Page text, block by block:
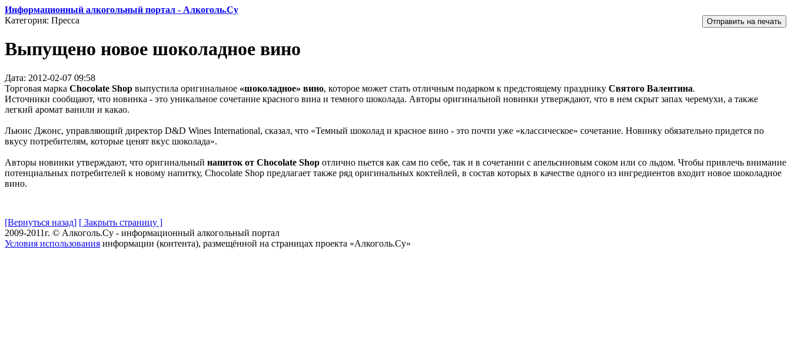
Информационный алкогольный портал - Алкоголь.Су
Категория: Пресса
Выпущено новое шоколадное вино
Дата: 2012-02-07 09:58
Торговая марка Chocolate Shop выпустила оригинальное «шоколадное» вино, которое может стать отличным подарком к предстоящему празднику Святого Валентина.
Источники сообщают, что новинка - это уникальное сочетание красного вина и темного шоколада. Авторы оригинальной новинки утверждают, что в нем скрыт запах черемухи, а также
легкий аромат ванили и какао.
Льюис Джонс, управляющий директор D&D Wines International, сказал, что «Темный шоколад и красное вино - это почти уже «классическое» сочетание. Новинку обязательно придется по
вкусу потребителям, которые ценят вкус шоколада».
Авторы новинки утверждают, что оригинальный напиток от Chocolate Shop отлично пьется как сам по себе, так и в сочетании с апельсиновым соком или со льдом. Чтобы привлечь внимание
потенциальных потребителей к новому напитку, Chocolate Shop предлагает также ряд оригинальных коктейлей, в состав которых в качестве одного из ингредиентов входит новое шоколадное
вино.
[Вернуться назад] [ Закрыть страницу ]
2009-2011г. © Алкоголь.Су - информационный алкогольный портал
Условия использования информации (контента), размещённой на страницах проекта «Алкоголь.Су»